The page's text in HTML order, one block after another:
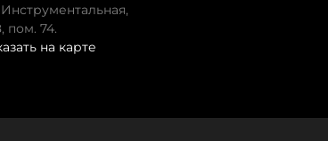
пом. 74.
на карте